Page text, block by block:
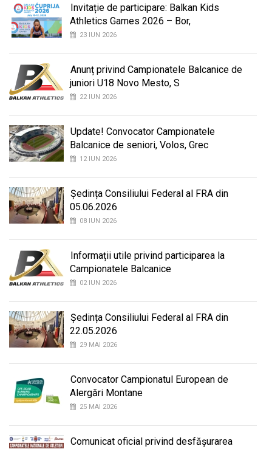
Invitație de participare: Balkan Kids
Athletics Games 2026 – Bor,
23 IUN 2026
Anunț privind Campionatele Balcanice de
juniori U18 Novo Mesto, S
22 IUN 2026
Update! Convocator Campionatele
Balcanice de seniori, Volos, Grec
12 IUN 2026
Ședința Consiliului Federal al FRA din
05.06.2026
08 IUN 2026
Informații utile privind participarea la
Campionatele Balcanice
02 IUN 2026
Ședința Consiliului Federal al FRA din
22.05.2026
29 MAI 2026
Convocator Campionatul European de
Alergări Montane
25 MAI 2026
Comunicat oficial privind desfășurarea